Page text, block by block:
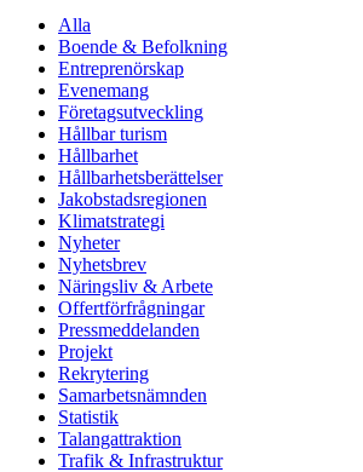
Alla
Boende & Befolkning
Entreprenörskap
Evenemang
Företagsutveckling
Hållbar turism
Hållbarhet
Hållbarhetsberättelser
Jakobstadsregionen
Klimatstrategi
Nyheter
Nyhetsbrev
Näringsliv & Arbete
Offertförfrågningar
Pressmeddelanden
Projekt
Rekrytering
Samarbetsnämnden
Statistik
Talangattraktion
Trafik & Infrastruktur